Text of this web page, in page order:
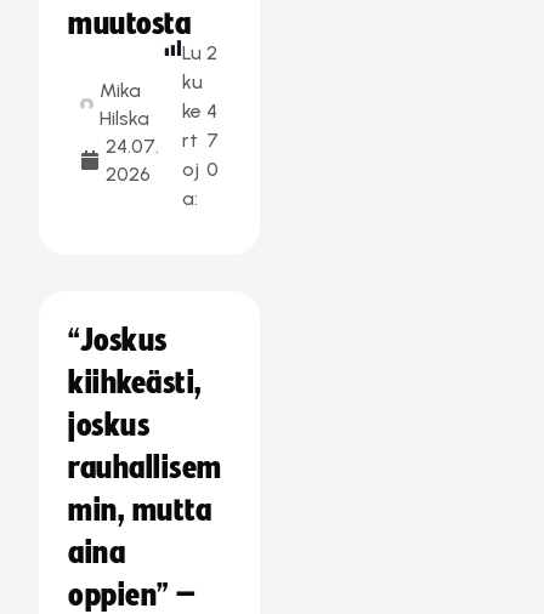
muutosta
Mika
Hilska
24.07.
2026
Lu
ku
ke
rt
oj
a:
2
4
7
0
“Joskus
kiihkeästi,
joskus
rauhallisem
min, mutta
aina
oppien” –